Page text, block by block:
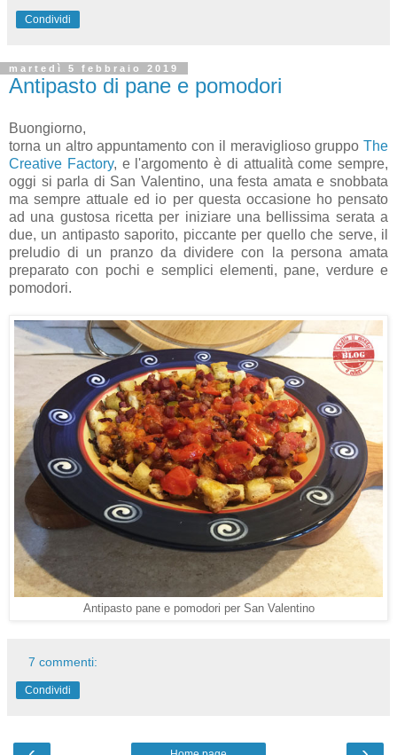
Condividi
martedì 5 febbraio 2019
Antipasto di pane e pomodori
Buongiorno,
torna un altro appuntamento con il meraviglioso gruppo The
Creative Factory, e l'argomento è di attualità come sempre,
oggi si parla di San Valentino, una festa amata e snobbata
ma sempre attuale ed io per questa occasione ho pensato
ad una gustosa ricetta per iniziare una bellissima serata a
due, un antipasto saporito, piccante per quello che serve, il
preludio di un pranzo da dividere con la persona amata
preparato con pochi e semplici elementi, pane, verdure e
pomodori.
Antipasto pane e pomodori per San Valentino
7 commenti:
Condividi